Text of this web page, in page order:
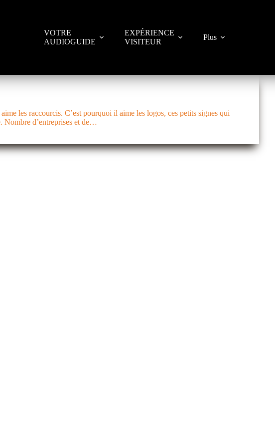
VOTRE
AUDIOGUIDE
EXPÉRIENCE
VISITEUR
Plus
les raccourcis. C’est pourquoi il aime les logos, ces petits signes qui
Nombre d’entreprises et de…